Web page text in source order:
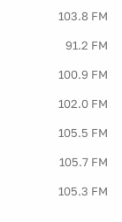
103.8 FM
91.2 FM
100.9 FM
102.0 FM
105.5 FM
105.7 FM
105.3 FM